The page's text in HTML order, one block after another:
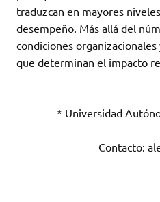
traduzcan en mayores
desempeño. Más allá del
condiciones
que determinan el impacto
* Universidad
Contacto: